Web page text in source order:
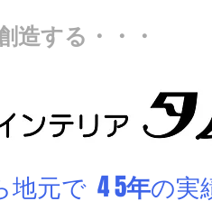
造する・・・
元で 4 5年の